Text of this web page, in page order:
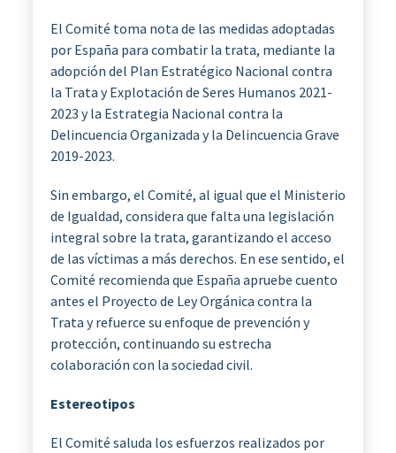
El Comité toma nota de las medidas adoptadas
por España para combatir la trata, mediante la
adopción del Plan Estratégico Nacional contra
la Trata y Explotación de Seres Humanos 2021-
2023 y la Estrategia Nacional contra la
Delincuencia Organizada y la Delincuencia Grave
2019-2023.
Sin embargo, el Comité, al igual que el Ministerio
de Igualdad, considera que falta una legislación
integral sobre la trata, garantizando el acceso
de las víctimas a más derechos. En ese sentido, el
Comité recomienda que España apruebe cuento
antes el Proyecto de Ley Orgánica contra la
Trata y refuerce su enfoque de prevención y
protección, continuando su estrecha
colaboración con la sociedad civil.
Estereotipos
El Comité saluda los esfuerzos realizados por